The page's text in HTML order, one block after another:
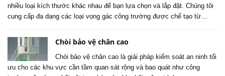
nhiều loại kích thước khác nhau để bạn lựa chọn và lắp đặt. Chúng tôi
cung cấp đa dạng các loại vọng gác công trường được chế tạo từ…
Chòi bảo vệ chân cao
Chòi bảo vệ chân cao là giải pháp kiểm soát an ninh tối
ưu cho các khu vực cần tầm quan sát rộng và bao quát như công